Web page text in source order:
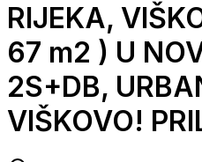
RIJEKA,
67 m2 ) U
2S+DB,
VIŠKOVO!